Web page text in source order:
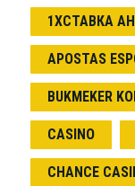
1ХСТАВКА
APOSTAS
BUKMEKER
CASINO
CHANCE